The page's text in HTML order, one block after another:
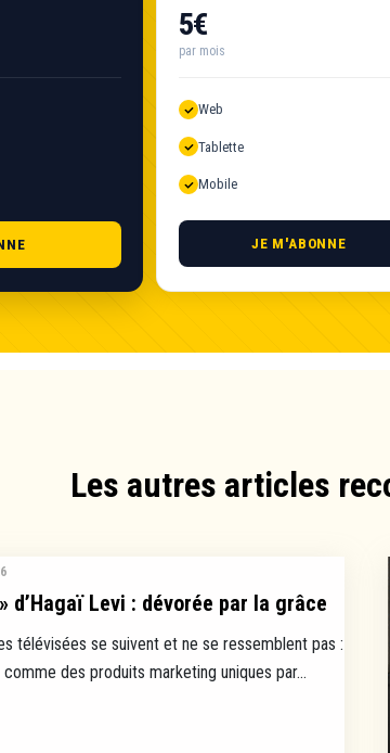
5€
par mois
Web
Tablette
Mobile
JE M'ABONNE
Les autres articles
d’Hagaï Levi : dévorée par la grâce
télévisées se suivent et ne se ressemblent pas :
des produits marketing uniques par...